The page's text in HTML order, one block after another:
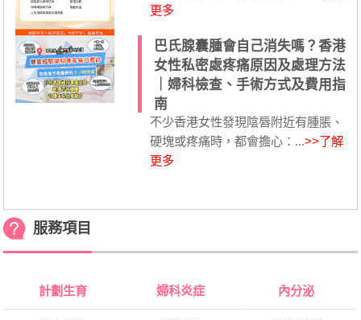
更多
巴氏腺囊腫會自己消失嗎？香港
女性私密處疼痛原因及處理方法
｜婦科檢查、手術方式及費用指
南
不少香港女性發現陰唇附近有腫脹、
硬塊或疼痛時，都會擔心：...>>了解
更多
服務項目
計劃生育 婦科炎症 內分泌